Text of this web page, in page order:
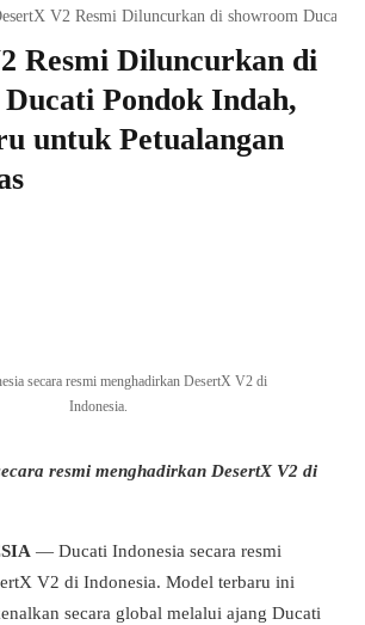
V2 Resmi Diluncurkan di showroom Ducati
Resmi Diluncurkan di
Pondok Indah,
untuk Petualangan
secara resmi menghadirkan DesertX V2 di
Indonesia.
resmi menghadirkan DesertX V2 di
— Ducati Indonesia secara resmi
V2 di Indonesia. Model terbaru ini
secara global melalui ajang Ducati